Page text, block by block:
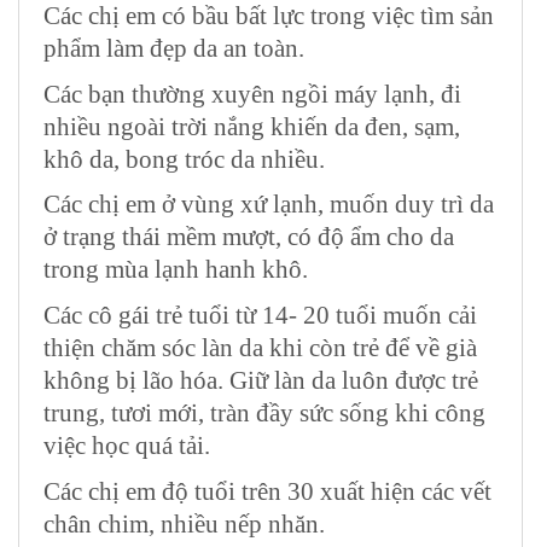
Các chị em có bầu bất lực trong việc tìm sản
phẩm làm đẹp da an toàn.
Các bạn thường xuyên ngồi máy lạnh, đi
nhiều ngoài trời nắng khiến da đen, sạm,
khô da, bong tróc da nhiều.
Các chị em ở vùng xứ lạnh, muốn duy trì da
ở trạng thái mềm mượt, có độ ẩm cho da
trong mùa lạnh hanh khô.
Các cô gái trẻ tuổi từ 14- 20 tuổi muốn cải
thiện chăm sóc làn da khi còn trẻ để về già
không bị lão hóa. Giữ làn da luôn được trẻ
trung, tươi mới, tràn đầy sức sống khi công
việc học quá tải.
Các chị em độ tuổi trên 30 xuất hiện các vết
chân chim, nhiều nếp nhăn.